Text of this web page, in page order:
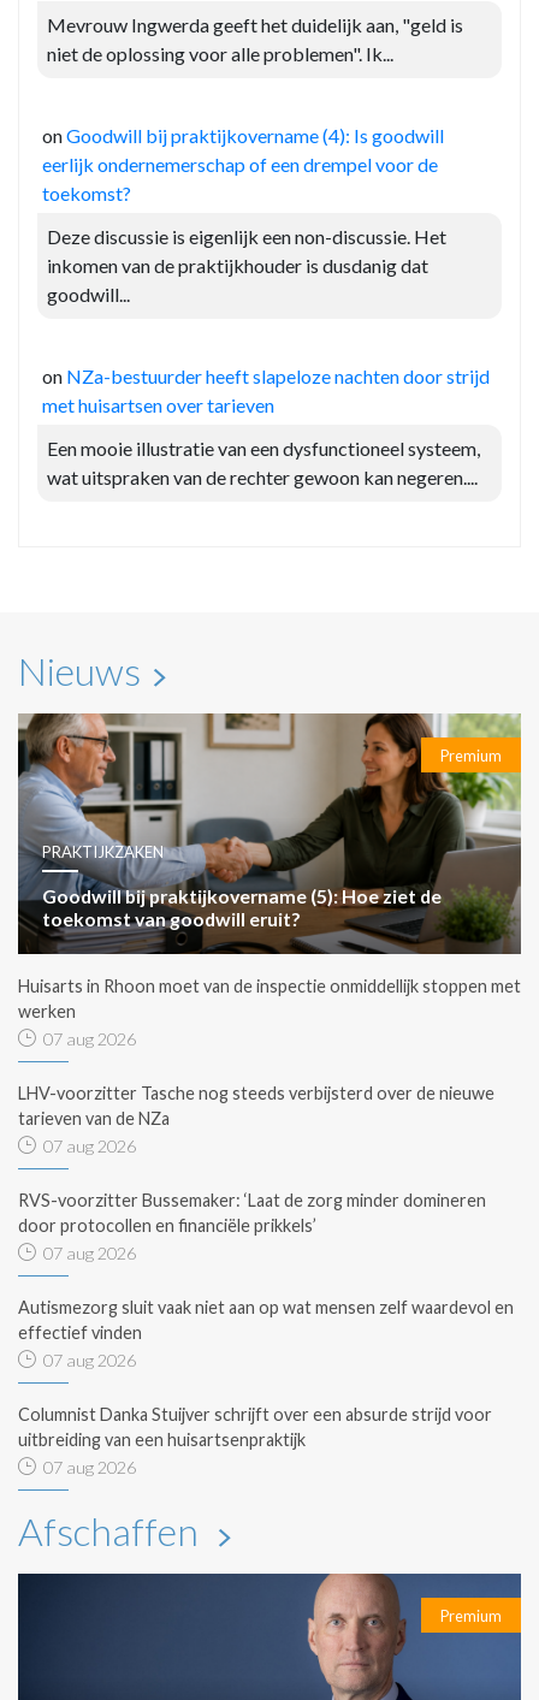
Mevrouw Ingwerda geeft het duidelijk aan, "geld is
niet de oplossing voor alle problemen". Ik...
onGoodwill bij praktijkovername (4): Is goodwill
eerlijk ondernemerschap of een drempel voor de
toekomst?
Deze discussie is eigenlijk een non-discussie. Het
inkomen van de praktijkhouder is dusdanig dat
goodwill...
on NZa-bestuurder heeft slapeloze nachten door strijd
met huisartsen over tarieven
Een mooie illustratie van een dysfunctioneel systeem,
wat uitspraken van de rechter gewoon kan negeren....
Nieuws
Premium
PRAKTIJKZAKEN
Goodwill bij praktijkovername (5): Hoe ziet de
toekomst van goodwill eruit?
Huisarts in Rhoon moet van de inspectie onmiddellijk stoppen met
werken
07 aug 2026
LHV-voorzitter Tasche nog steeds verbijsterd over de nieuwe
tarieven van de NZa
07 aug 2026
RVS-voorzitter Bussemaker: ‘Laat de zorg minder domineren
door protocollen en financiële prikkels’
07 aug 2026
Autismezorg sluit vaak niet aan op wat mensen zelf waardevol en
effectief vinden
07 aug 2026
Columnist Danka Stuijver schrijft over een absurde strijd voor
uitbreiding van een huisartsenpraktijk
07 aug 2026
Afschaffen
Premium